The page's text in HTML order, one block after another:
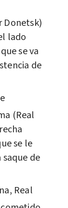
Donetsk)
lado
se va
de
(Real
se le
de
Real